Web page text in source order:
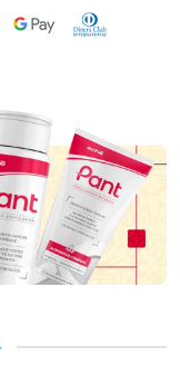
Google PayDiners Club